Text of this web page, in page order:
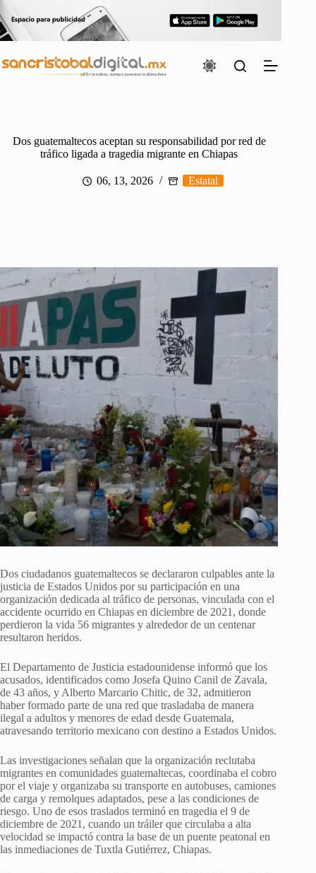
al
contenido
Dos guatemaltecos aceptan su responsabilidad por red de
tráfico ligada a tragedia migrante en Chiapas
06, 13, 2026 Estatal
Dos ciudadanos guatemaltecos se declararon culpables ante la
justicia de Estados Unidos por su participación en una
organización dedicada al tráfico de personas, vinculada con el
accidente ocurrido en Chiapas en diciembre de 2021, donde
perdieron la vida 56 migrantes y alrededor de un centenar
resultaron heridos.
El Departamento de Justicia estadounidense informó que los
acusados, identificados como Josefa Quino Canil de Zavala,
de 43 años, y Alberto Marcario Chitic, de 32, admitieron
haber formado parte de una red que trasladaba de manera
ilegal a adultos y menores de edad desde Guatemala,
atravesando territorio mexicano con destino a Estados Unidos.
Las investigaciones señalan que la organización reclutaba
migrantes en comunidades guatemaltecas, coordinaba el cobro
por el viaje y organizaba su transporte en autobuses, camiones
de carga y remolques adaptados, pese a las condiciones de
riesgo. Uno de esos traslados terminó en tragedia el 9 de
diciembre de 2021, cuando un tráiler que circulaba a alta
velocidad se impactó contra la base de un puente peatonal en
las inmediaciones de Tuxtla Gutiérrez, Chiapas.